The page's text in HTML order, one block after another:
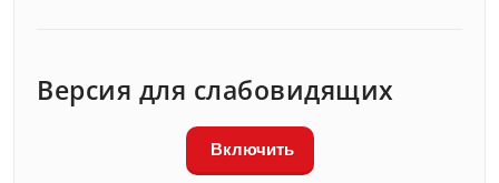
Версия для слабовидящих
Включить